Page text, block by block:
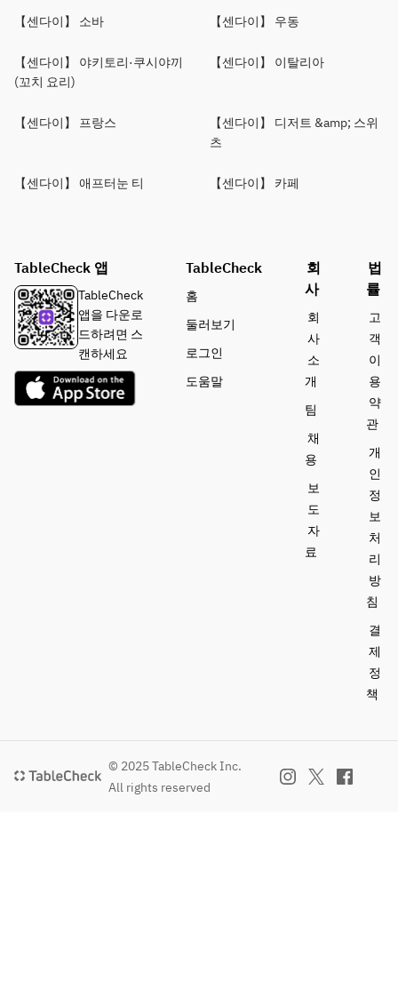
【센다이】 소바 【센다이】 우동
【센다이】 야키토리·쿠시야끼
(꼬치 요리)
【센다이】 이탈리아
【센다이】 프랑스
【센다이】 디저트 &amp; 스위
츠
【센다이】 애프터눈 티 【센다이】 카페
TableCheck 앱
TableCheck
앱을 다운로
드하려면 스
캔하세요
TableCheck
홈
둘러보기
로그인
도움말
회
사
회
사
소
개
팀
채
용
보
도
자
료
법
률
고
객
이
용
약
관
개
인
정
보
처
리
방
침
결
제
정
책
© 2025 TableCheck Inc.
All rights reserved